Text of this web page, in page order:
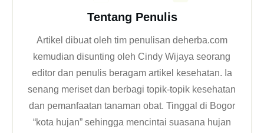
Tentang Penulis
Artikel dibuat oleh tim penulisan deherba.com
kemudian disunting oleh Cindy Wijaya seorang
editor dan penulis beragam artikel kesehatan. Ia
senang meriset dan berbagi topik-topik kesehatan
dan pemanfaatan tanaman obat. Tinggal di Bogor
“kota hujan” sehingga mencintai suasana hujan